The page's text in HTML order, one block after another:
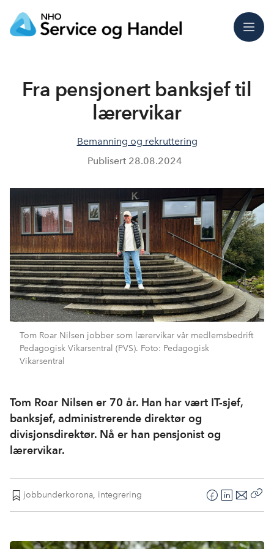
Meny
Fra pensjonert banksjef til
lærervikar
Bemanning og rekruttering
Publisert 28.08.2024
Tom Roar Nilsen jobber som lærervikar vår medlemsbedrift
Pedagogisk Vikarsentral (PVS). Foto: Pedagogisk
Vikarsentral
Tom Roar Nilsen er 70 år. Han har vært IT-sjef,
banksjef, administrerende direktør og
divisjonsdirektør. Nå er han pensjonist og
lærervikar.
jobbunderkorona, integrering
F
e
L
k
E
o